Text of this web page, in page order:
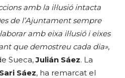
amb la il·lusió intacta
de l’Ajuntament sempre
amb eixa il·lusió i eixes
que demostreu cada dia»,
Sueca,Julián Sáez. La
Sari Sáez, ha remarcat el